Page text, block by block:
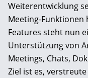
Weiterentwicklung
Meeting-Funktionen
Features steht nun
Unterstützung von
Meetings, Chats,
Ziel ist es,